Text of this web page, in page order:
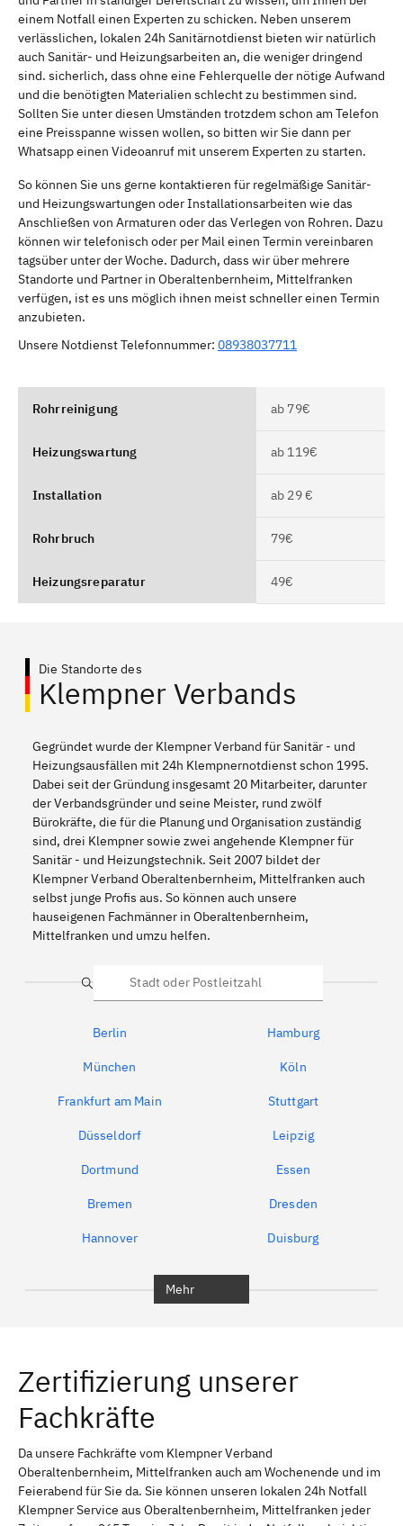
einem Notfall einen Experten zu schicken. Neben unserem
verlässlichen, lokalen 24h Sanitärnotdienst bieten wir natürlich
auch Sanitär- und Heizungsarbeiten an, die weniger dringend
sind. sicherlich, dass ohne eine Fehlerquelle der nötige Aufwand
und die benötigten Materialien schlecht zu bestimmen sind.
Sollten Sie unter diesen Umständen trotzdem schon am Telefon
eine Preisspanne wissen wollen, so bitten wir Sie dann per
Whatsapp einen Videoanruf mit unserem Experten zu starten.
So können Sie uns gerne kontaktieren für regelmäßige Sanitär-
und Heizungswartungen oder Installationsarbeiten wie das
Anschließen von Armaturen oder das Verlegen von Rohren. Dazu
können wir telefonisch oder per Mail einen Termin vereinbaren
tagsüber unter der Woche. Dadurch, dass wir über mehrere
Standorte und Partner in Oberaltenbernheim, Mittelfranken
verfügen, ist es uns möglich ihnen meist schneller einen Termin
anzubieten.
Unsere Notdienst Telefonnummer: 08938037711
Rohrreinigung ab 79€
Heizungswartung ab 119€
Installation ab 29 €
Rohrbruch 79€
Heizungsreparatur 49€
Die Standorte des
Klempner Verbands
Gegründet wurde der Klempner Verband für Sanitär - und
Heizungsausfällen mit 24h Klempnernotdienst schon 1995.
Dabei seit der Gründung insgesamt 20 Mitarbeiter, darunter
der Verbandsgründer und seine Meister, rund zwölf
Bürokräfte, die für die Planung und Organisation zuständig
sind, drei Klempner sowie zwei angehende Klempner für
Sanitär - und Heizungstechnik. Seit 2007 bildet der
Klempner Verband Oberaltenbernheim, Mittelfranken auch
selbst junge Profis aus. So können auch unsere
hauseigenen Fachmänner in Oberaltenbernheim,
Mittelfranken und umzu helfen.
Suche
Berlin Hamburg
München Köln
Frankfurt am Main Stuttgart
Düsseldorf Leipzig
Dortmund Essen
Bremen Dresden
Hannover Duisburg
Erlangen Bamberg
Bayreuth
Schweinfurt Passau
Freising Rudelsdorf, Mittelfranken
Mehr
Zertifizierung unserer
Fachkräfte
Da unsere Fachkräfte vom Klempner Verband
Oberaltenbernheim, Mittelfranken auch am Wochenende und im
Feierabend für Sie da. Sie können unseren lokalen 24h Notfall
Klempner Service aus Oberaltenbernheim, Mittelfranken jeder